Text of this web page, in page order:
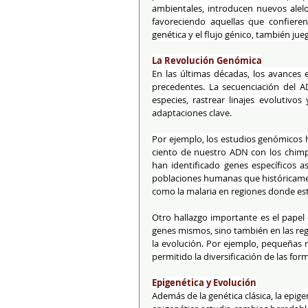
ambientales, introducen nuevos
favoreciendo aquellas que
genética y el flujo génico, también
La Revolución Genómica
En las últimas décadas, los
precedentes. La secuenciación del
especies, rastrear linajes
adaptaciones clave.
Por ejemplo, los estudios
ciento de nuestro ADN con los
han identificado genes específicos
poblaciones humanas que
como la malaria en regiones donde
Otro hallazgo importante es el
genes mismos, sino también en las
la evolución. Por ejemplo,
permitido la diversificación de las
Epigenética y Evolución
Además de la genética clásica, la